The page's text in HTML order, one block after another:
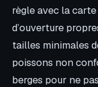
règle avec la
d’ouverture
tailles minimales
poissons non
berges pour ne